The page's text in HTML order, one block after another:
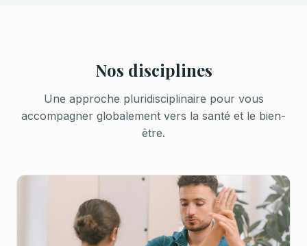
Nos disciplines
Une approche pluridisciplinaire pour vous
accompagner globalement vers la santé et le bien-
être.